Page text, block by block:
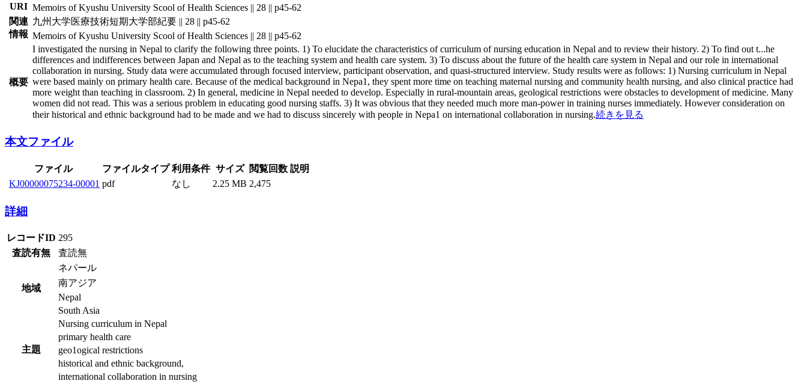
URI Memoirs of Kyushu University Scool of Health Sciences || 28 || p45-62
関連
情報
九州大学医療技術短期大学部紀要 || 28 || p45-62
Memoirs of Kyushu University Scool of Health Sciences || 28 || p45-62
概要
I investigated the nursing in Nepal to clarify the following three points. 1) To elucidate the characteristics of curriculum of nursing education in Nepal and to review their history. 2) To find out t...he
differences and indifferences between Japan and Nepal as to the teaching system and health care system. 3) To discuss about the future of the health care system in Nepal and our role in international
collaboration in nursing. Study data were accumulated through focused interview, participant observation, and quasi-structured interview. Study results were as follows: 1) Nursing curriculum in Nepal
were based mainly on primary health care. Because of the medical background in Nepa1, they spent more time on teaching maternal nursing and community health nursing, and also clinical practice had
more weight than teaching in classroom. 2) In general, medicine in Nepal needed to develop. Especially in rural-mountain areas, geological restrictions were obstacles to development of medicine. Many
women did not read. This was a serious problem in educating good nursing staffs. 3) It was obvious that they needed much more man-power in training nurses immediately. However consideration on
their historical and ethnic background had to be made and we had to discuss sincerely with people in Nepa1 on international collaboration in nursing.続きを見る
本文ファイル
ファイル ファイルタイプ 利用条件 サイズ 閲覧回数 説明
KJ00000075234-00001 pdf なし 2.25 MB 2,475
詳細
レコードID 295
査読有無
査読無
地域
ネパール
南アジア
Nepal
South Asia
主題
Nursing curriculum in Nepal
primary health care
geo1ogical restrictions
historical and ethnic background,
international collaboration in nursing